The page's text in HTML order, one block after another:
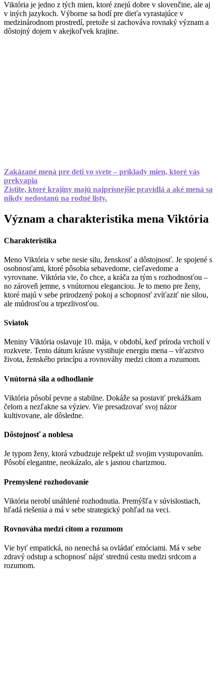
Viktória je jedno z tých mien, ktoré znejú dobre v slovenčine, ale aj
v iných jazykoch. Výborne sa hodí pre dieťa vyrastajúce v
medzinárodnom prostredí, pretože si zachováva rovnaký význam a
dôstojný dojem v akejkoľvek krajine.
Zakázané mená pre deti vo svete – príklady mien, ktoré vás
prekvapia
Zistite, ktoré krajiny majú najprísnejšie pravidlá a aké mená sa
nikdy nedostanú na rodné listy.
Význam a charakteristika mena Viktória
Charakteristika
Meno Viktória v sebe nesie silu, ženskosť a dôstojnosť. Je spojené s
osobnosťami, ktoré pôsobia sebavedome, cieľavedome a
vyrovnane. Viktória vie, čo chce, a kráča za tým s rozhodnosťou –
no zároveň jemne, s vnútornou eleganciou. Je to meno pre ženy,
ktoré majú v sebe prirodzený pokoj a schopnosť zvíťaziť nie silou,
ale múdrosťou a trpezlivosťou.
Sviatok
Meniny Viktória oslavuje 10. mája, v období, keď príroda vrcholí v
rozkvete. Tento dátum krásne vystihuje energiu mena – víťazstvo
života, ženského princípu a rovnováhy medzi citom a rozumom.
Vnútorná sila a odhodlanie
Viktória pôsobí pevne a stabilne. Dokáže sa postaviť prekážkam
čelom a nezľakne sa výziev. Vie presadzovať svoj názor
kultivovane, ale dôsledne.
Dôstojnosť a noblesa
Je typom ženy, ktorá vzbudzuje rešpekt už svojim vystupovaním.
Pôsobí elegantne, neokázalo, ale s jasnou charizmou.
Premyslené rozhodovanie
Viktória nerobí unáhlené rozhodnutia. Premýšľa v súvislostiach,
hľadá riešenia a má v sebe strategický pohľad na veci.
Rovnováha medzi citom a rozumom
Vie byť empatická, no nenechá sa ovládať emóciami. Má v sebe
zdravý odstup a schopnosť nájsť strednú cestu medzi srdcom a
rozumom.